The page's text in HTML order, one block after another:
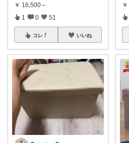
￥ 16,500～
1 0 51
コレ いいね
￥